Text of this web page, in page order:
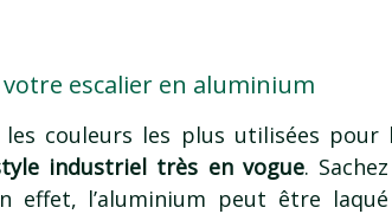
escalier en aluminium
couleurs les plus utilisées pour
industriel très en vogue.
effet, l’aluminium peut être